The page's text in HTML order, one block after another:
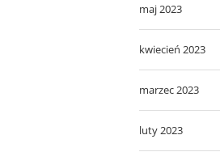
maj 2023
kwiecień 2023
marzec 2023
luty 2023